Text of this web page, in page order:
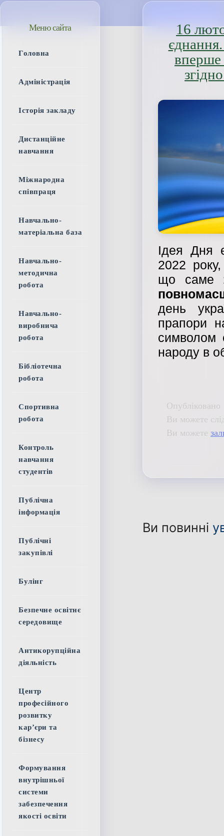
16
вперше
Ідея Дня
2022
що саме
день
прапори
символом
народу в
Ви можете
Ви можете
Ви повинні
Меню сайта
Головна
Адміністрація
Історія закладу
Дистанційне
навчання
Міжнародна
співпраця
Навчально-
матеріальна база
Навчально-
методична
робота
Навчально-
виробнича
робота
Бібліотечна
робота
Спортивна
робота
Контроль
навчання
студентів
Публічна
інформація
Публічні
закупівлі
Булінг
Безпечне освітнє
середовище
Антикорупційна
діяльність
Центр
професійного
розвитку
кар’єри та
бізнесу
Формування
внутрішньої
системи
забезпечення
якості освіти